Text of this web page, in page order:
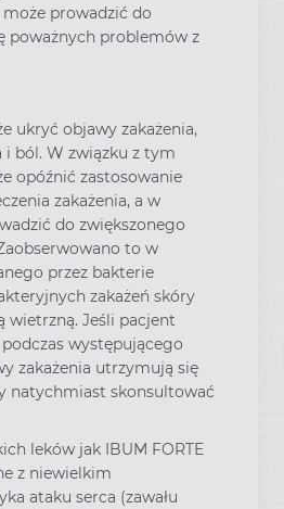
prowadzić do
poważnych problemów z
ukryć objawy zakażenia,
i ból. W związku z tym
opóźnić zastosowanie
zakażenia, a w
do zwiększonego
to w
przez bakterie
zakażeń skóry
wietrzną. Jeśli pacjent
występującego
zakażenia utrzymują się
natychmiast skonsultować
leków jak IBUM FORTE
z niewielkim
ataku serca (zawału